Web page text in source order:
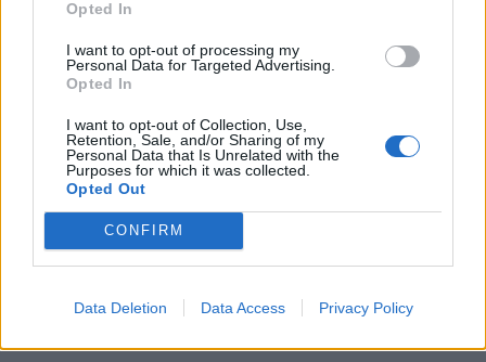
Opted In
I want to opt-out of processing my
Personal Data for Targeted Advertising.
Opted In
I want to opt-out of Collection, Use,
Retention, Sale, and/or Sharing of my
Personal Data that Is Unrelated with the
Purposes for which it was collected.
Opted Out
CONFIRM
Data Deletion Data Access Privacy Policy
Newsroom
Ετικέτες :ΑμεΑ,Σεξουαλική Κακοποίηση